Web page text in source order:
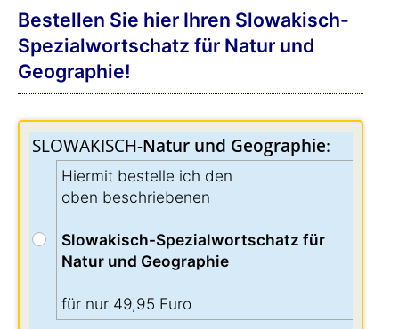
Bestellen Sie hier Ihren Slowakisch-
Spezialwortschatz für Natur und
Geographie!
SLOWAKISCH-Natur und Geographie:
Hiermit bestelle ich den
oben beschriebenen
Slowakisch-Spezialwortschatz für
Natur und Geographie
für nur 49,95 Euro